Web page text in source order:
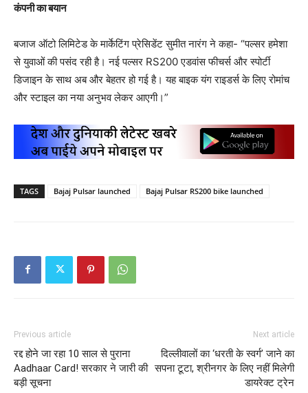
कंपनी का बयान
बजाज ऑटो लिमिटेड के मार्केटिंग प्रेसिडेंट सुमीत नारंग ने कहा- “पल्सर हमेशा
से युवाओं की पसंद रही है। नई पल्सर RS200 एडवांस फीचर्स और स्पोर्टी
डिजाइन के साथ अब और बेहतर हो गई है। यह बाइक यंग राइडर्स के लिए रोमांच
और स्टाइल का नया अनुभव लेकर आएगी।”
TAGS Bajaj Pulsar launched Bajaj Pulsar RS200 bike launched
Previous article
रद्द होने जा रहा 10 साल से पुराना
Aadhaar Card! सरकार ने जारी की
बड़ी सूचना
Next article
दिल्लीवालों का ‘धरती के स्वर्ग’ जाने का
सपना टूटा, श्रीनगर के लिए नहीं मिलेगी
डायरेक्ट ट्रेन